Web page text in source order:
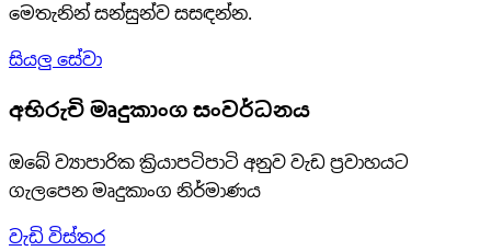
මෙතැනින් සන්සුන්ව සසඳන්න.
සියලු සේවා
අභිරුචි මෘදුකාංග සංවර්ධනය
ඔබේ ව්‍යාපාරික ක්‍රියාපටිපාටි අනුව වැඩ ප්‍රවාහයට
ගැලපෙන මෘදුකාංග නිර්මාණය
වැඩි විස්තර